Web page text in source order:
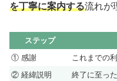
を丁寧に案内する流れが
ステップ
① 感謝
これまでの
② 経緯説明
終了に至っ